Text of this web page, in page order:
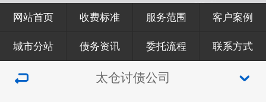
网站首页 收费标准 服务范围 客户案例
城市分站 债务资讯 委托流程 联系方式
太仓讨债公司